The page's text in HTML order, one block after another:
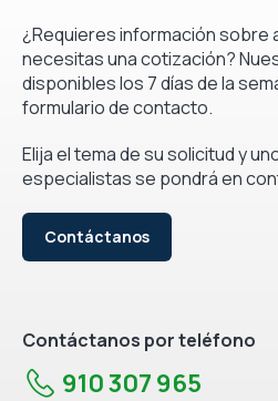
¿Requieres información sobre
necesitas una cotización?
disponibles los 7 días de la
formulario de contacto.
Elija el tema de su solicitud y
especialistas se pondrá en
Contáctanos
Contáctanos por teléfono
910 307 965